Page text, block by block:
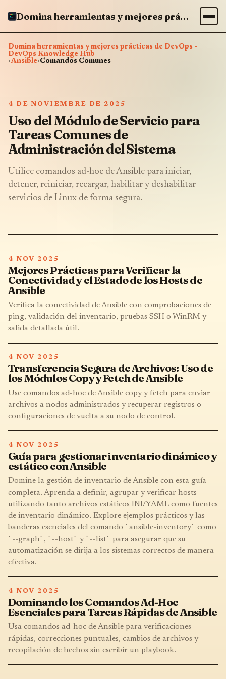
Domina herramientas y mejores prácticas de DevOps - DevOps Knowledge Hub
Domina herramientas y mejores prácticas de DevOps -
DevOps Knowledge Hub
›Ansible›Comandos Comunes
4 DE NOVIEMBRE DE 2025
Uso del Módulo de Servicio para
Tareas Comunes de
Administración del Sistema
Utilice comandos ad-hoc de Ansible para iniciar,
detener, reiniciar, recargar, habilitar y deshabilitar
servicios de Linux de forma segura.
4 NOV 2025
Mejores Prácticas para Verificar la
Conectividad y el Estado de los Hosts de
Ansible
Verifica la conectividad de Ansible con comprobaciones de
ping, validación del inventario, pruebas SSH o WinRM y
salida detallada útil.
4 NOV 2025
Transferencia Segura de Archivos: Uso de
los Módulos Copy y Fetch de Ansible
Use comandos ad-hoc de Ansible copy y fetch para enviar
archivos a nodos administrados y recuperar registros o
configuraciones de vuelta a su nodo de control.
4 NOV 2025
Guía para gestionar inventario dinámico y
estático con Ansible
Domine la gestión de inventario de Ansible con esta guía
completa. Aprenda a definir, agrupar y verificar hosts
utilizando tanto archivos estáticos INI/YAML como fuentes
de inventario dinámico. Explore ejemplos prácticos y las
banderas esenciales del comando `ansible-inventory` como
`--graph`, `--host` y `--list` para asegurar que su
automatización se dirija a los sistemas correctos de manera
efectiva.
4 NOV 2025
Dominando los Comandos Ad-Hoc
Esenciales para Tareas Rápidas de Ansible
Usa comandos ad-hoc de Ansible para verificaciones
rápidas, correcciones puntuales, cambios de archivos y
recopilación de hechos sin escribir un playbook.